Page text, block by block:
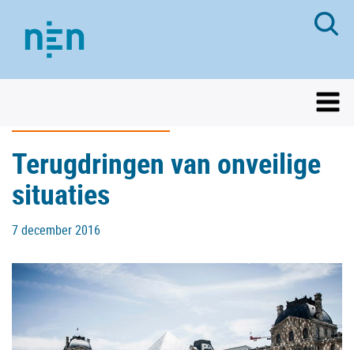
Terugdringen van onveilige
situaties
7 december 2016